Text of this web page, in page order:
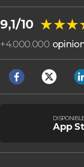
9,1/10
+4.000.000
App